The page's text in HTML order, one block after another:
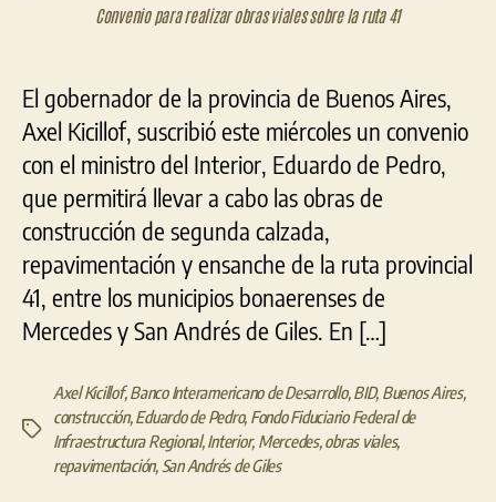
Convenio para realizar obras viales sobre la ruta 41
El gobernador de la provincia de Buenos Aires,
Axel Kicillof, suscribió este miércoles un convenio
con el ministro del Interior, Eduardo de Pedro,
que permitirá llevar a cabo las obras de
construcción de segunda calzada,
repavimentación y ensanche de la ruta provincial
41, entre los municipios bonaerenses de
Mercedes y San Andrés de Giles. En […]
Etiquetas
Axel Kicillof,Banco Interamericano de Desarrollo,BID, Buenos Aires,
construcción,Eduardo de Pedro, Fondo Fiduciario Federal de
Infraestructura Regional,Interior, Mercedes,obras viales,
repavimentación, San Andrés de Giles